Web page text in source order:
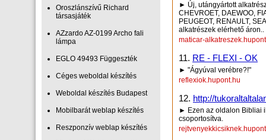
Oroszlánszívű Richard
társasjáték
AZzardo AZ-0199 Archo fali
lámpa
EGLO 49493 Függeszték
Céges weboldal készítés
Weboldal készítés Budapest
Mobilbarát weblap készítés
Reszponzív weblap készítés
► Új, utángyártott
CHEVROET, DAEWOO,
PEUGEOT, RENAULT,
alkatrészek elérhető áron..
maticar-
11. RE - FLEXI - OK
► "Ágyúval verébre?!"
reflexiok.hupont.hu
12. http://
► Ezen az oldalon Bibliai
csoportosítva.